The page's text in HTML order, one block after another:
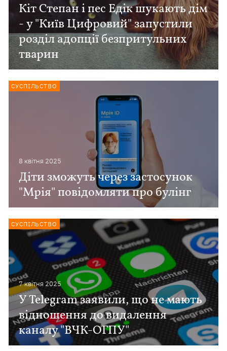
Кіт Степан і пес Едік шукають дім
- у "Київ Цифровий" запустили
розділ адопції безпритульних
тварин
8 квiтня 2025
Діти зможуть через застосунок
"Мрія" повідомляти про булінг
СУСПІЛЬСТВО
7 квiтня 2025
У Telegram заявили, що не мають
відношення до видалення
каналу "ВЧК-ОГПУ"
СУСПІЛЬСТВО